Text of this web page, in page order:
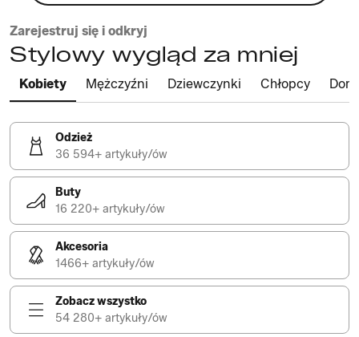
Zarejestruj się i odkryj
Stylowy wygląd za mniej
Kobiety Mężczyźni Dziewczynki Chłopcy Dom
Odzież
36 594+ artykuły/ów
Buty
16 220+ artykuły/ów
Akcesoria
1466+ artykuły/ów
Zobacz wszystko
54 280+ artykuły/ów